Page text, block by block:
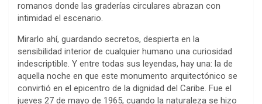
romanos donde las graderías circulares abrazan con
intimidad el escenario.
Mirarlo ahí, guardando secretos, despierta en la
sensibilidad interior de cualquier humano una curiosidad
indescriptible. Y entre todas sus leyendas, hay una: la de
aquella noche en que este monumento arquitectónico se
convirtió en el epicentro de la dignidad del Caribe. Fue el
jueves 27 de mayo de 1965, cuando la naturaleza se hizo